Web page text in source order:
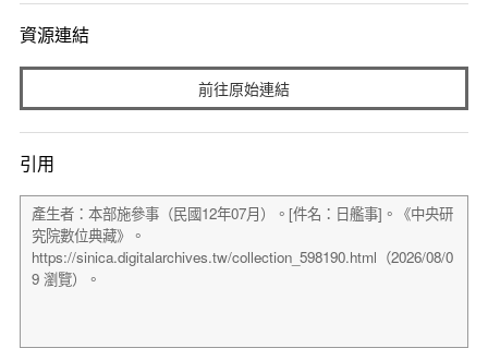
資源連結
前往原始連結
引用